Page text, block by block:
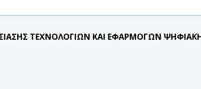
ΤΕΧΝΟΛΟΓΙΩΝ ΚΑΙ ΕΦΑΡΜΟΓΩΝ